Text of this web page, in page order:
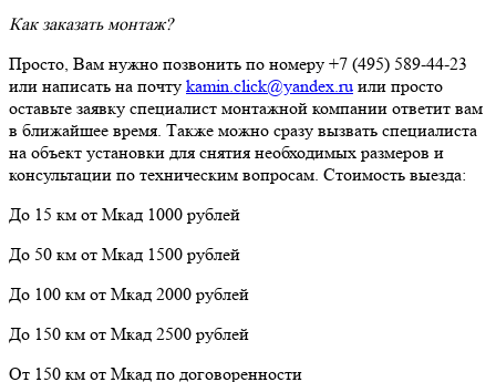
Как заказать монтаж?
Просто, Вам нужно позвонить по номеру +7 (495) 589-44-23
или написать на почту kamin.click@yandex.ru или просто
оставьте заявку специалист монтажной компании ответит вам
в ближайшее время. Также можно сразу вызвать специалиста
на объект установки для снятия необходимых размеров и
консультации по техническим вопросам. Стоимость выезда:
До 15 км от Мкад 1000 рублей
До 50 км от Мкад 1500 рублей
До 100 км от Мкад 2000 рублей
До 150 км от Мкад 2500 рублей
От 150 км от Мкад по договоренности